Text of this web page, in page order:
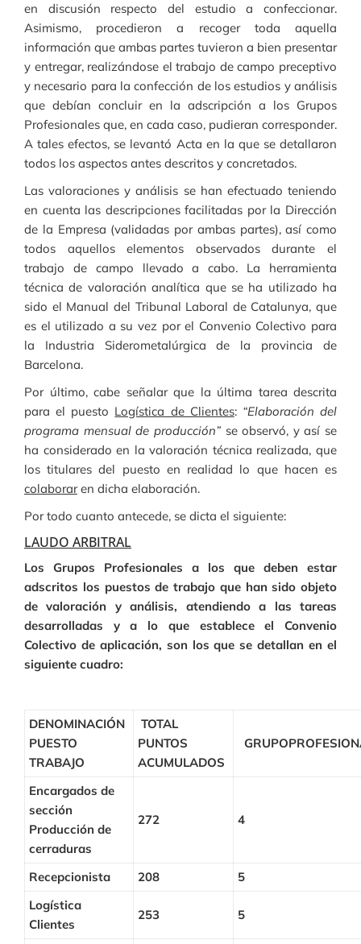
en discusión respecto del estudio a confeccionar.
Asimismo, procedieron a recoger toda aquella
información que ambas partes tuvieron a bien presentar
y entregar, realizándose el trabajo de campo preceptivo
y necesario para la confección de los estudios y análisis
que debían concluir en la adscripción a los Grupos
Profesionales que, en cada caso, pudieran corresponder.
A tales efectos, se levantó Acta en la que se detallaron
todos los aspectos antes descritos y concretados.
Las valoraciones y análisis se han efectuado teniendo
en cuenta las descripciones facilitadas por la Dirección
de la Empresa (validadas por ambas partes), así como
todos aquellos elementos observados durante el
trabajo de campo llevado a cabo. La herramienta
técnica de valoración analítica que se ha utilizado ha
sido el Manual del Tribunal Laboral de Catalunya, que
es el utilizado a su vez por el Convenio Colectivo para
la Industria Siderometalúrgica de la provincia de
Barcelona.
Por último, cabe señalar que la última tarea descrita
para el puesto Logística de Clientes: “Elaboración del
programa mensual de producción”se observó, y así se
ha considerado en la valoración técnica realizada, que
los titulares del puesto en realidad lo que hacen es
colaboraren dicha elaboración.
Por todo cuanto antecede, se dicta el siguiente:
LAUDO ARBITRAL
Los Grupos Profesionales a los que deben estar
adscritos los puestos de trabajo que han sido objeto
de valoración y análisis, atendiendo a las tareas
desarrolladas y a lo que establece el Convenio
Colectivo de aplicación, son los que se detallan en el
siguiente cuadro:
DENOMINACIÓN
PUESTO
TRABAJO
TOTAL
PUNTOS
ACUMULADOS
GRUPO
Encargados de
sección
Producción de
cerraduras
272 4
Recepcionista 208
5
Logística
Clientes
253 5